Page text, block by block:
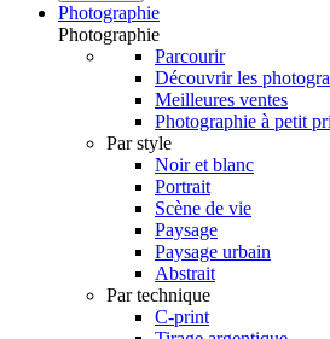
Photographie
Photographie
Parcourir
Découvrir les
Meilleures ventes
Photographie à petit
Par style
Noir et blanc
Portrait
Scène de vie
Paysage
Paysage urbain
Abstrait
Par technique
C-print